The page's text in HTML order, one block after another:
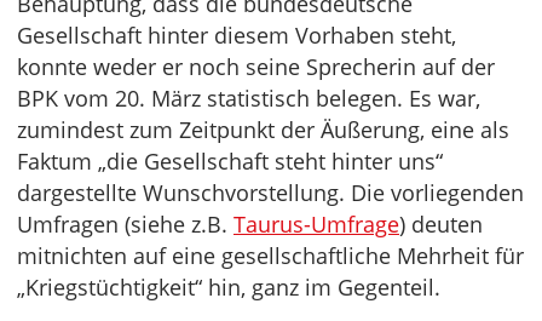
Gesellschaft hinter diesem Vorhaben steht,
konnte weder er noch seine Sprecherin auf der
BPK vom 20. März statistisch belegen. Es war,
zumindest zum Zeitpunkt der Äußerung, eine als
Faktum „die Gesellschaft steht hinter uns“
dargestellte Wunschvorstellung. Die vorliegenden
Umfragen (siehe z.B. Taurus-Umfrage) deuten
mitnichten auf eine gesellschaftliche Mehrheit für
„Kriegstüchtigkeit“ hin, ganz im Gegenteil.